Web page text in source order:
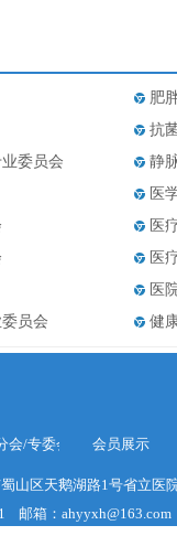
山区天鹅湖路1号省立医
邮箱：ahyyxh@163.com
会/专委会 会员展示
肥
抗
委员会
静
医
医
医
医
员会
健